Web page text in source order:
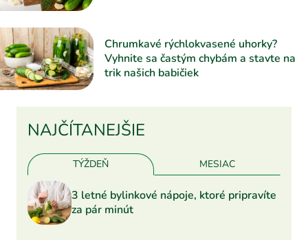
Chrumkavé rýchlokvasené uhorky?
Vyhnite sa častým chybám a stavte na
trik našich babičiek
NAJČÍTANEJŠIE
TÝŽDEŇ MESIAC
3 letné bylinkové nápoje, ktoré pripravíte
za pár minút